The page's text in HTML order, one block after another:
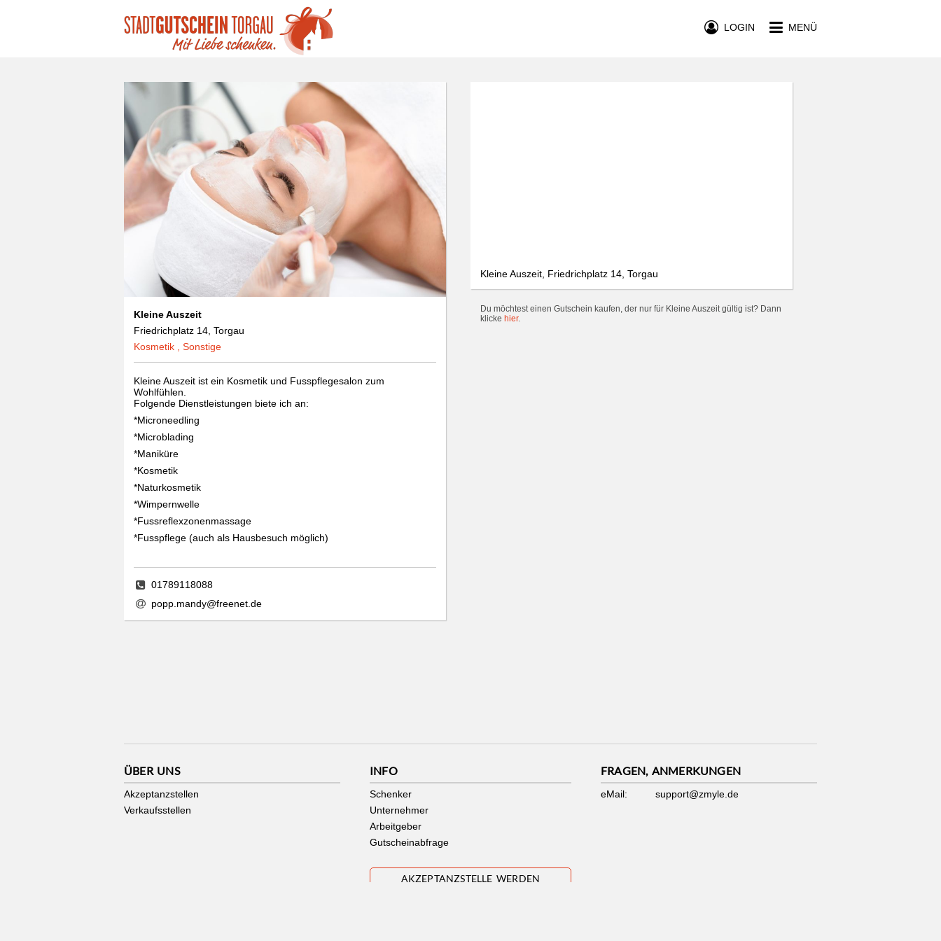
MENÜ
LOGIN
Kleine Auszeit
Friedrichplatz 14, Torgau
Kosmetik , Sonstige
Kleine Auszeit ist ein Kosmetik und Fusspflegesalon zum
Wohlfühlen.
Folgende Dienstleistungen biete ich an:
*Microneedling
*Microblading
*Maniküre
*Kosmetik
*Naturkosmetik
*Wimpernwelle
*Fussreflexzonenmassage
*Fusspflege (auch als Hausbesuch möglich)
01789118088
popp.mandy@freenet.de
Kleine Auszeit, Friedrichplatz 14, Torgau
Du möchtest einen Gutschein kaufen, der nur für Kleine Auszeit gültig ist? Dann
klicke hier.
ÜBER UNS
Akzeptanzstellen
Verkaufsstellen
INFO
Schenker
Unternehmer
Arbeitgeber
Gutscheinabfrage
FRAGEN, ANMERKUNGEN
eMail: support@zmyle.de
AKZEPTANZSTELLE WERDEN
We use cookies and other technologies on our website. Some of these are
essential, while others help us to improve this website and your
experience. Personal data can be processed (e.g. IP addresses), e.g. B. for
personalized ads and content or ad and content measurement. You can
find more information about the use of your data in our
declaration. You can revoke or adjust your selection at any time under